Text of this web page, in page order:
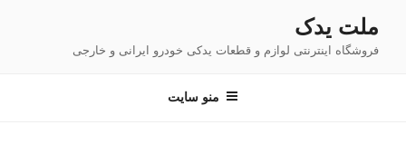
محتوا
ملت یدک
فروشگاه اینترنتی لوازم و قطعات یدکی خودرو ایرانی و خارجی
منو سایت